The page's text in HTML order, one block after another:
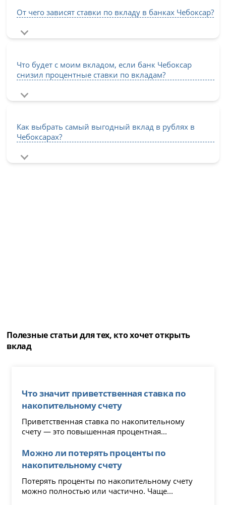
От чего зависят ставки по вкладу в банках Чебоксар?
Что будет с моим вкладом, если банк Чебоксар
снизил процентные ставки по вкладам?
Как выбрать самый выгодный вклад в рублях в
Чебоксарах?
Полезные статьи для тех, кто хочет открыть
вклад
Что значит приветственная ставка по
накопительному счету
Приветственная ставка по накопительному
счету — это повышенная процентная...
Можно ли потерять проценты по
накопительному счету
Потерять проценты по накопительному счету
можно полностью или частично. Чаще...